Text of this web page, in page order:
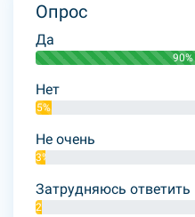
Опрос
Да
90%
Нет
5%
Не очень
3%
Затрудняюсь ответить
2%